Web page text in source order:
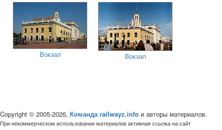
Вокзал Вокзал
Copyright © 2005-2026, Команда railwayz.info и авторы материалов.
При некоммерческом использовании материалов активная ссылка на сайт